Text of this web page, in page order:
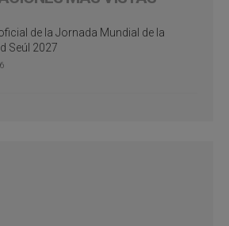
de la Jornada Mundial de la
Seúl 2027